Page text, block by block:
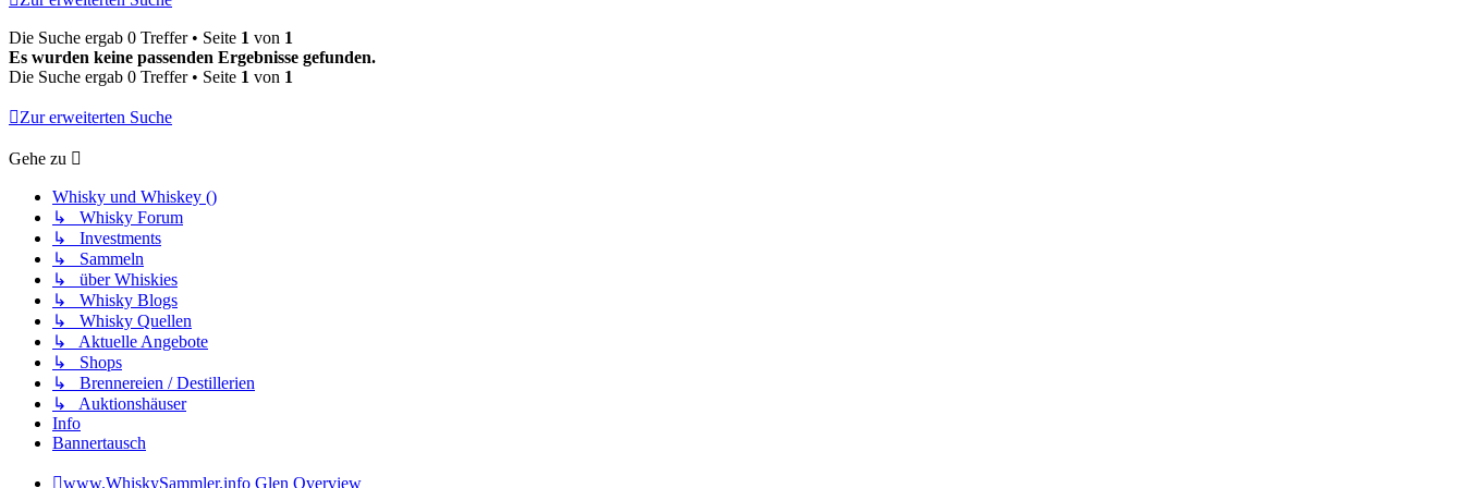
Die Suche ergab 0 Treffer • Seite 1 von 1
Es wurden keine passenden Ergebnisse gefunden.
Die Suche ergab 0 Treffer • Seite 1 von 1
Zur erweiterten Suche
Gehe zu
Whisky und Whiskey ()
↳ Whisky Forum
↳ Investments
↳ Sammeln
↳ über Whiskies
↳ Whisky Blogs
↳ Whisky Quellen
↳ Aktuelle Angebote
↳ Shops
↳ Brennereien / Destillerien
↳ Auktionshäuser
Info
Bannertausch
www.WhiskySammler.info Glen Overview